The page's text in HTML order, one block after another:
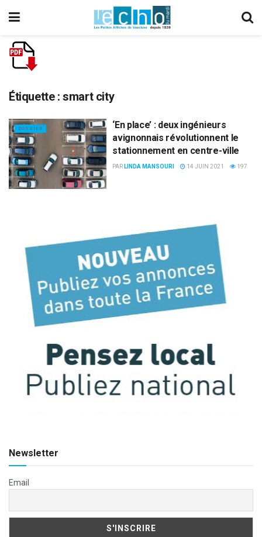
Étiquette :smart city
DOSSIER
‘En place’ : deux ingénieurs
avignonnais révolutionnent le
stationnement en centre-ville
PAR LINDA MANSOURI 14 JUIN 2021 197
Newsletter
Email